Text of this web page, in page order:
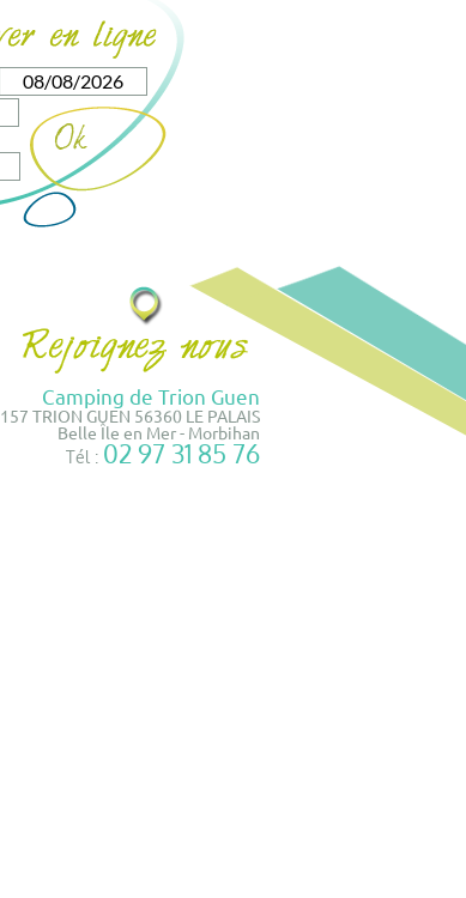
Camping de Trion Guen
157 TRION GUEN 56360 LE PALAIS
Belle Île en Mer - Morbihan
Tél : 02 97 31 85 76